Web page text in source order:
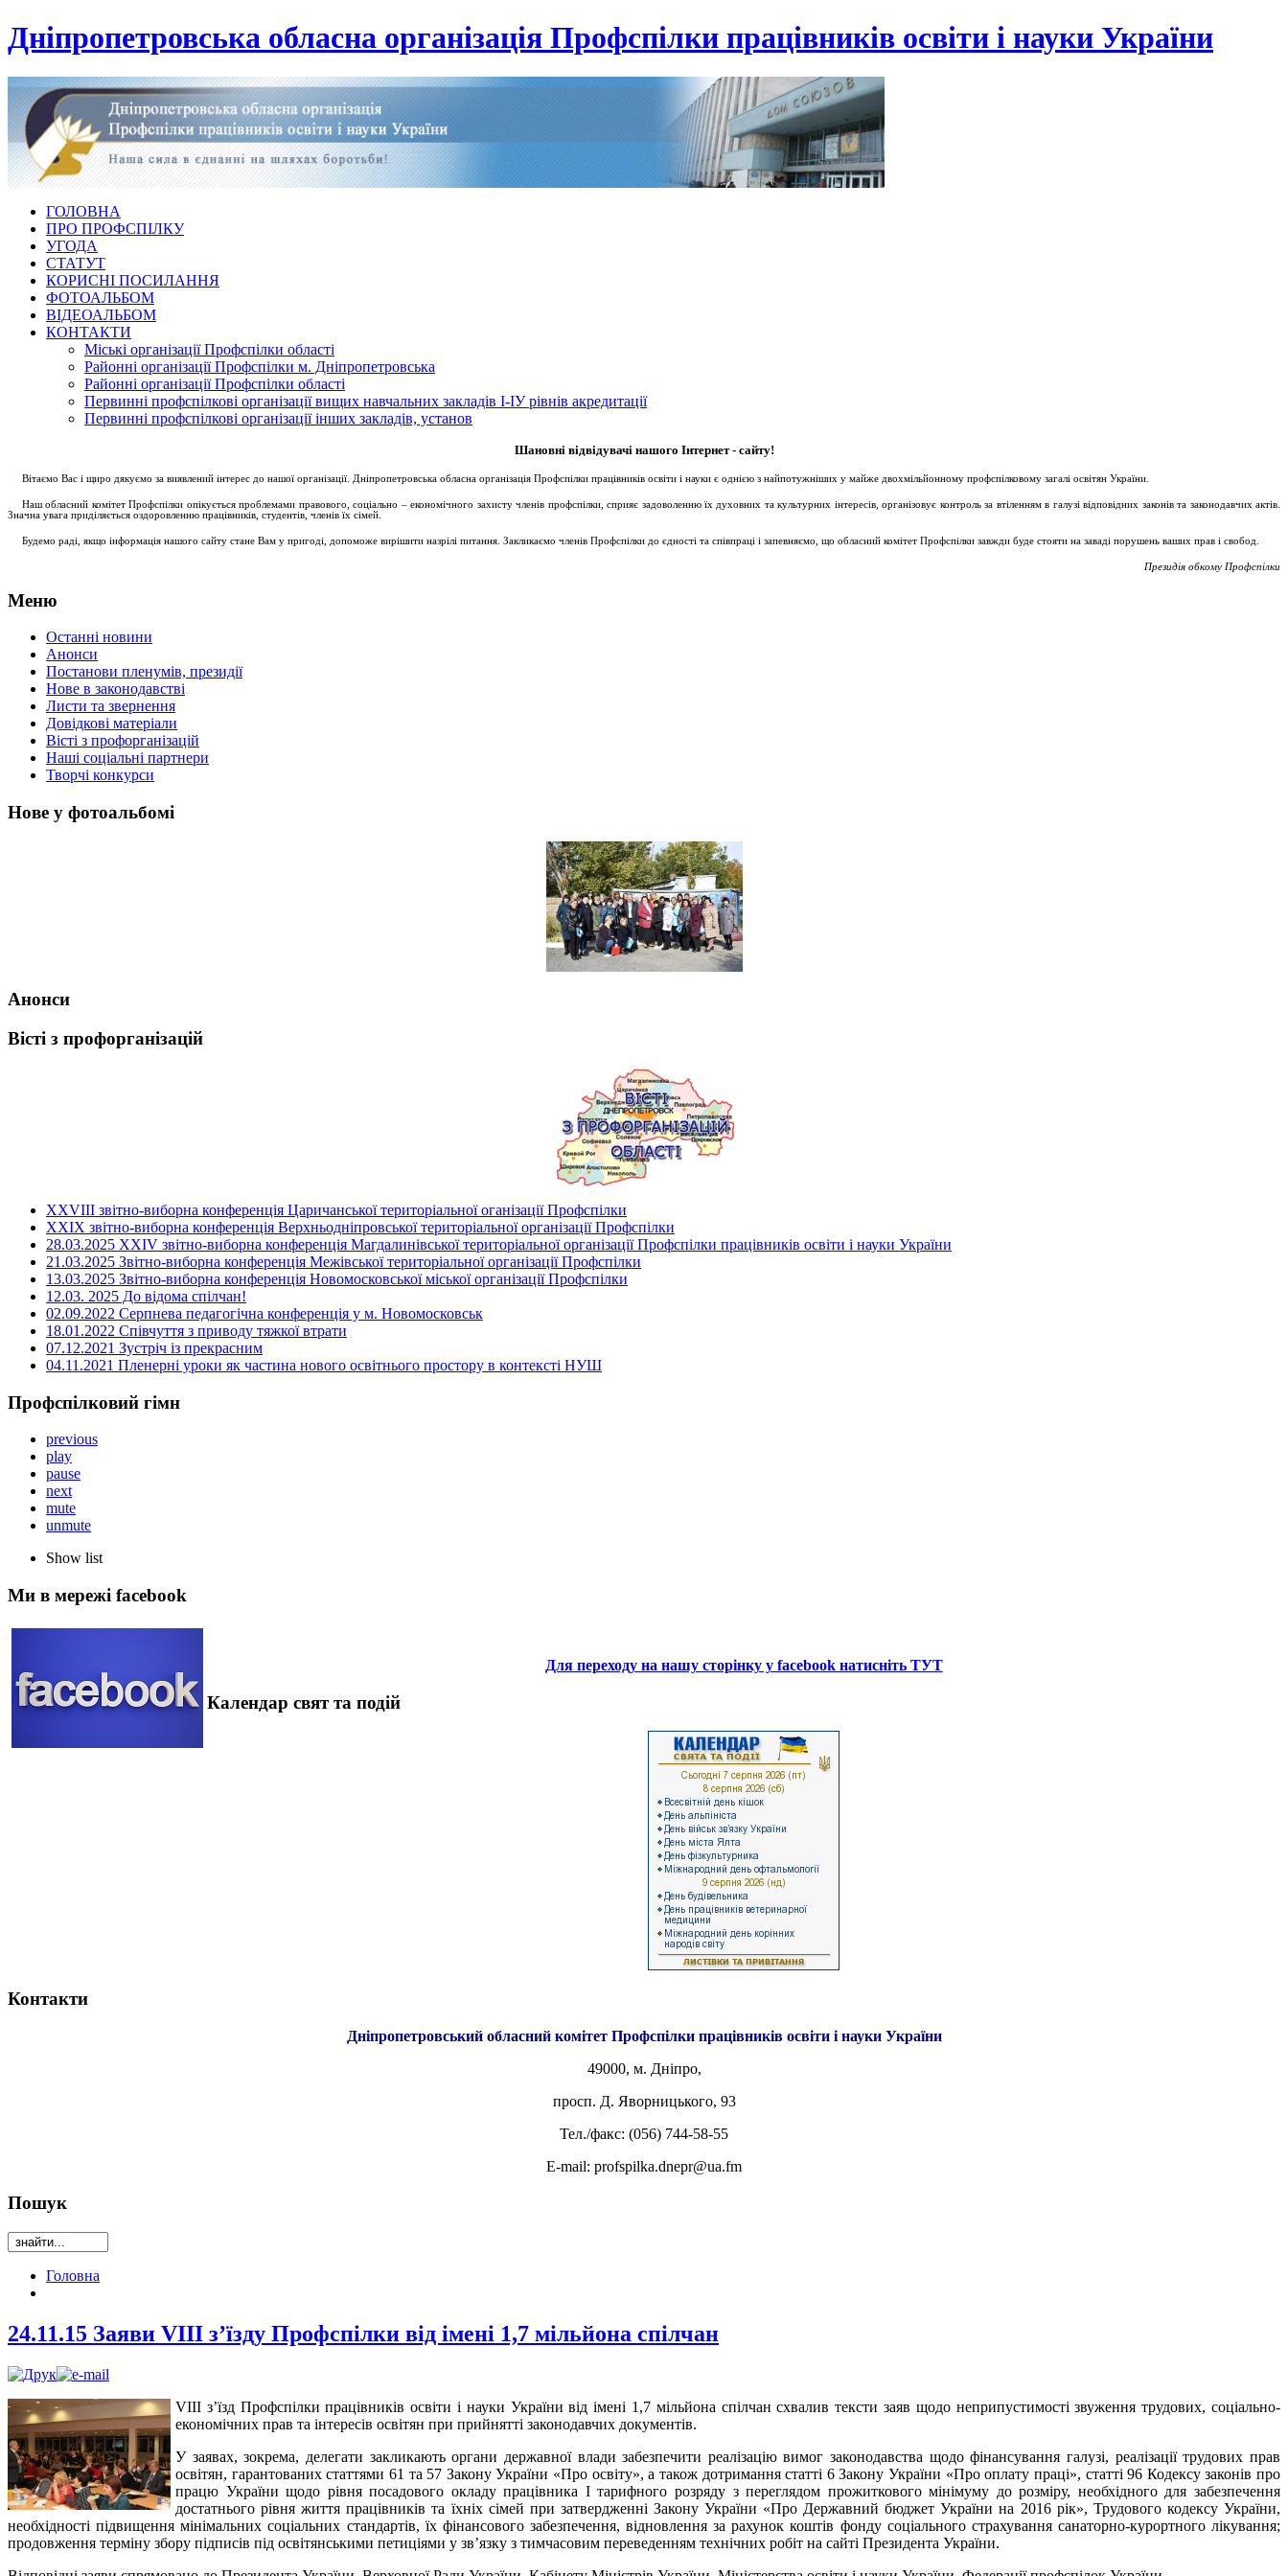
Дніпропетровська обласна організація Профспілки працівників освіти і науки України
ГОЛОВНА
ПРО ПРОФСПІЛКУ
УГОДА
СТАТУТ
КОРИСНІ ПОСИЛАННЯ
ФОТОАЛЬБОМ
ВІДЕОАЛЬБОМ
КОНТАКТИ
Міські організації Профспілки області
Районні організації Профспілки м. Дніпропетровська
Районні організації Профспілки області
Первинні профспілкові організації вищих навчальних закладів І-ІУ рівнів акредитації
Первинні профспілкові організації інших закладів, установ
Шановні відвідувачі нашого Інтернет - сайту!
Вітаємо Вас і щиро дякуємо за виявлений інтерес до нашої організації. Дніпропетровська обласна організація Профспілки працівників освіти і науки є однією з найпотужніших у майже двохмільйонному профспілковому загалі освітян України.
Наш обласний комітет Профспілки опікується проблемами правового, соціально – економічного захисту членів профспілки, сприяє задоволенню їх духовних та культурних інтересів, організовує контроль за втіленням в галузі відповідних законів та законодавчих актів.
Значна увага приділяється оздоровленню працівників, студентів, членів їх сімей.
Будемо раді, якщо інформація нашого сайту стане Вам у пригоді, допоможе вирішити назрілі питання. Закликаємо членів Профспілки до єдності та співпраці і запевняємо, що обласний комітет Профспілки завжди буде стояти на заваді порушень ваших прав і свобод.
Президія обкому Профспілки
Меню
Останні новини
Анонси
Постанови пленумів, президії
Нове в законодавстві
Листи та звернення
Довідкові матеріали
Вісті з профорганізацій
Наші соціальні партнери
Творчі конкурси
Нове у фотоальбомі
Анонси
Вісті з профорганізацій
ХХVIII звітно-виборна конференція Царичанської територіальної оганізації Профспілки
XXIX звітно-виборна конференція Верхньодніпровської територіальної організації Профспілки
28.03.2025 ХХІV звітно-виборна конференція Магдалинівської територіальної організації Профспілки працівників освіти і науки України
21.03.2025 Звітно-виборна конференція Межівської територіальної організації Профспілки
13.03.2025 Звітно-виборна конференція Новомосковської міської організації Профспілки
12.03. 2025 До відома спілчан!
02.09.2022 Серпнева педагогічна конференція у м. Новомосковськ
18.01.2022 Співчуття з приводу тяжкої втрати
07.12.2021 Зустріч із прекрасним
04.11.2021 Пленерні уроки як частина нового освітнього простору в контексті НУШ
Профспілковий гімн
previous
play
pause
next
mute
unmute
Show list
Ми в мережі facebook
Для переходу на нашу сторінку у facebook натисніть ТУТ
Календар свят та подій
Контакти
Дніпропетровський обласний комітет Профспілки працівників освіти і науки України
49000, м. Дніпро,
просп. Д. Яворницького, 93
Тел./факс: (056) 744-58-55
E-mail: profspilka.dnepr@ua.fm
Пошук
Головна
24.11.15 Заяви VIII з’їзду Профспілки від імені 1,7 мільйона спілчан
VIII з’їзд Профспілки працівників освіти і науки України від імені 1,7 мільйона спілчан cхвалив тексти заяв щодо неприпустимості звуження трудових, соціально-
економічних прав та інтересів освітян при прийнятті законодавчих документів.
У заявах, зокрема, делегати закликають органи державної влади забезпечити реалізацію вимог законодавства щодо фінансування галузі, реалізації трудових прав
освітян, гарантованих статтями 61 та 57 Закону України «Про освіту», а також дотримання статті 6 Закону України «Про оплату праці», статті 96 Кодексу законів про
працю України щодо рівня посадового окладу працівника І тарифного розряду з переглядом прожиткового мінімуму до розміру, необхідного для забезпечення
достатнього рівня життя працівників та їхніх сімей при затвердженні Закону України «Про Державний бюджет України на 2016 рік», Трудового кодексу України,
необхідності підвищення мінімальних соціальних стандартів, їх фінансового забезпечення, відновлення за рахунок коштів фонду соціального страхування санаторно-курортного лікування;
продовження терміну збору підписів під освітянськими петиціями у зв’язку з тимчасовим переведенням технічних робіт на сайті Президента України.